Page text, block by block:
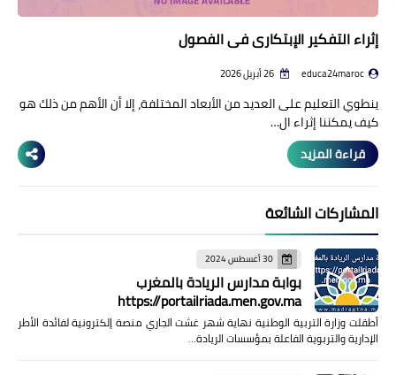
إثراء التفكير الإبتكاري في الفصول
educa24maroc
ينطوي التعليم على العديد من الأبعاد المختلفة، إلا أن الأهم من ذلك هو
كيف يمكننا إثراء ال…
قراءة المزيد
المشاركات الشائعة
30 أغسطس 2024
بوابة مدارس الريادة بالمغرب
https://portailriada.men.gov.ma
أطقلت وزارة التربية الوطنية نهاية شهر غشت الجاري منصة إلكترونية لفائدة الأطر
الإدارية والتربوية الفاعلة بمؤسسات الريادة…